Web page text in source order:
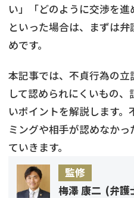
い」「どのように交渉を進
といった場合は、まずは
めです。
本記事では、不貞行為の立
して認められにくいもの
いポイントを解説します
ミングや相手が認めなか
ていきます。
監修
梅澤 康二 (弁護